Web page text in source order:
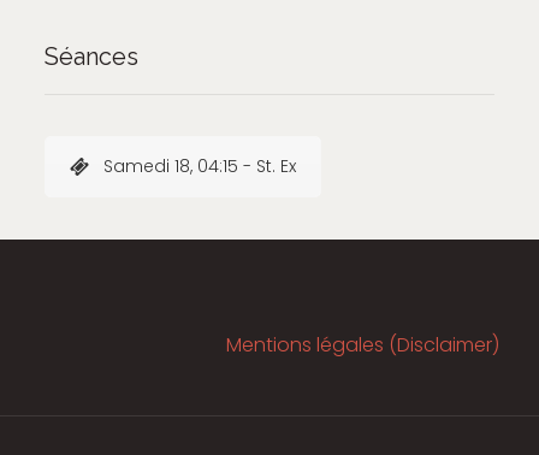
Séances
Samedi 18, 04:15 - St. Ex
Mentions légales (Disclaimer)